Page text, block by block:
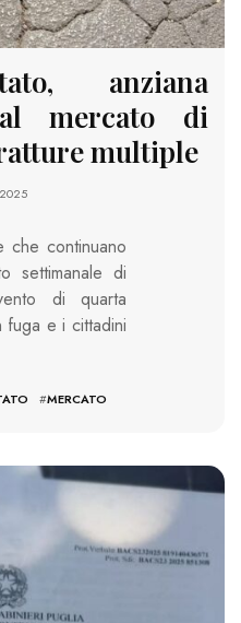
anziana
mercato di
multiple
che continuano
settimanale di
di quarta
fuga e i cittadini
#MERCATO